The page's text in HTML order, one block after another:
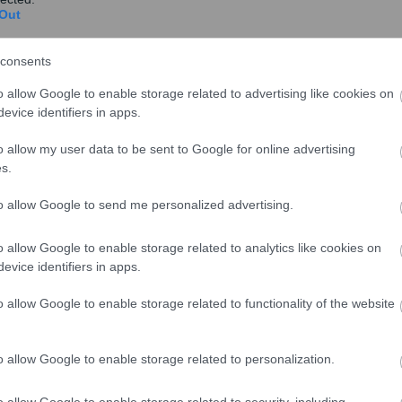
allow Google to enable storage related to advertising like cookies on
identifiers in apps.
allow my user data to be sent to Google for online advertising
allow Google to send me personalized advertising.
allow Google to enable storage related to analytics like cookies on
identifiers in apps.
allow Google to enable storage related to functionality of the website
allow Google to enable storage related to personalization.
ΟΠΕΚΑ: Αύριο η δεύτερη καταβολή του
ειδικού βοηθήματος – Ποιους αφορά
Αύριο, Παρασκευή 7 Αυγούστου 2026 θα